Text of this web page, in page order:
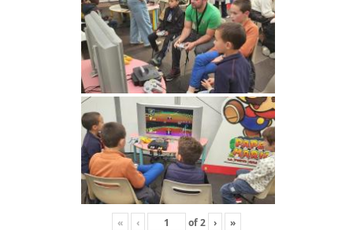
« ‹ of2 › »